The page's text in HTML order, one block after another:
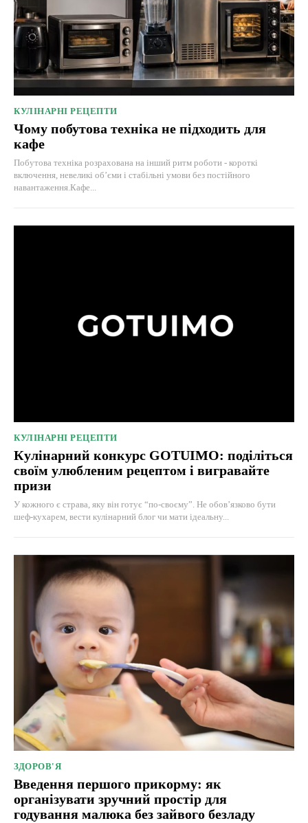
КУЛІНАРНІ РЕЦЕПТИ
Чому побутова техніка не підходить для
кафе
Побутова техніка розрахована на інший ритм роботи - короткі
включення, невеликі об’єми і стабільні умови без постійного
навантаження.Кафе...
КУЛІНАРНІ РЕЦЕПТИ
Кулінарний конкурс GOTUIMO: поділіться
своїм улюбленим рецептом і вигравайте
призи
У кожного є страва, яку він готує “по-своєму”. Не обов’язково бути
шеф-кухарем, вести кулінарний блог чи мати ідеальну...
ЗДОРОВ'Я
Введення першого прикорму: як
організувати зручний простір для
годування малюка без зайвого безладу